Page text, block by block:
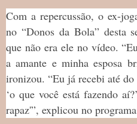
Com a repercussão, o ex-
no “Donos da Bola” desta
que não era ele no vídeo.
a amante e minha esposa
ironizou. “Eu já recebi até
‘o que você está fazendo
rapaz'”, explicou no